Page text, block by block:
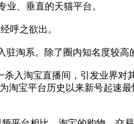
业、垂直的天猫平台。
呼之欲出。
淘系。除了圈内知名度较高
入淘宝直播间，引发业界
淘宝平台历史以来新号起速最